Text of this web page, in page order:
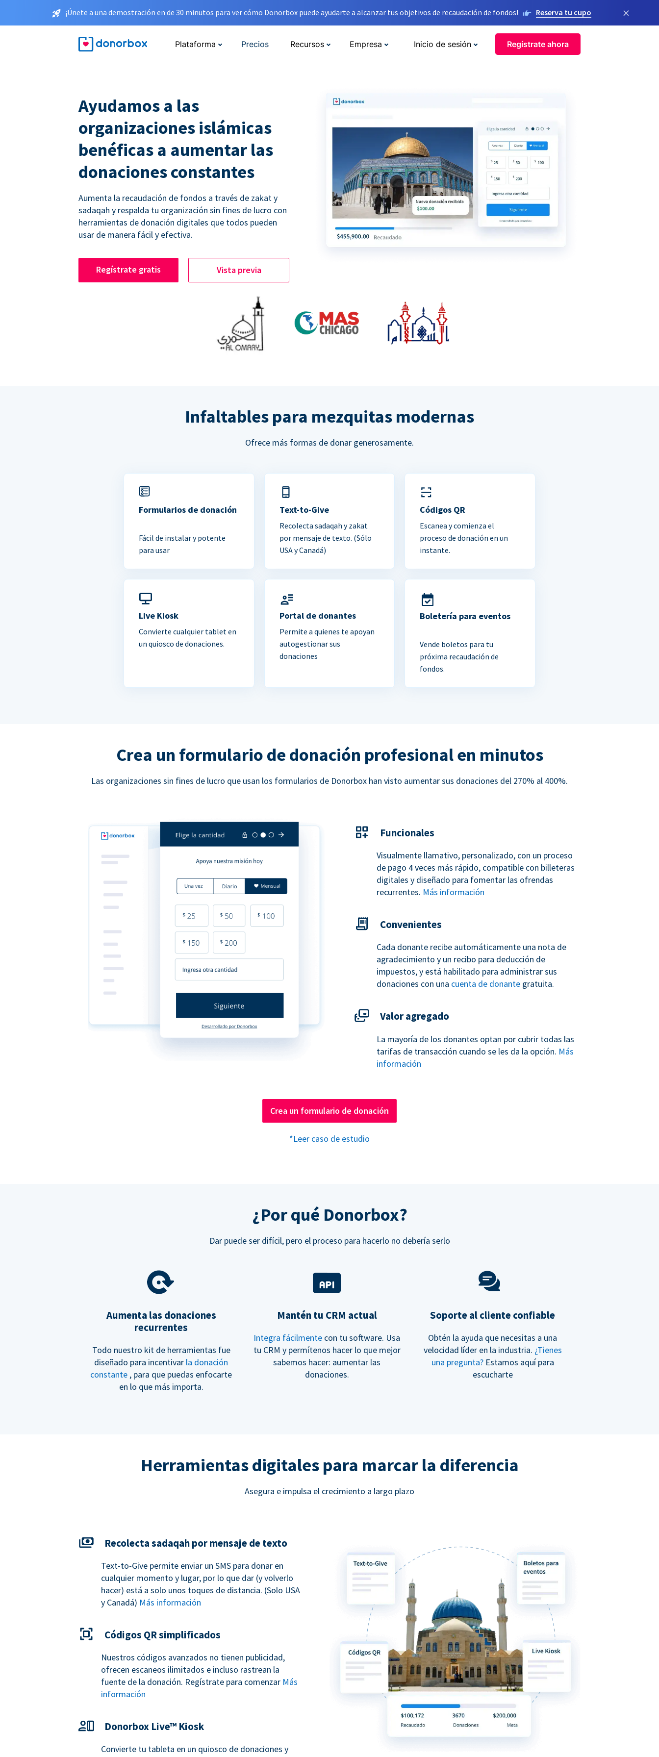
¡Únete a una demostración en de 30 minutos para ver cómo Donorbox puede ayudarte a alcanzar tus objetivos de recaudación de fondos! Reserva tu cupo ×
Plataforma Precios Recursos Empresa Inicio de sesión Regístrate ahora
Ayudamos a las
organizaciones islámicas
benéficas a aumentar las
donaciones constantes
Aumenta la recaudación de fondos a través de zakat y
sadaqah y respalda tu organización sin fines de lucro con
herramientas de donación digitales que todos pueden
usar de manera fácil y efectiva.
Regístrate gratis Vista previa
Infaltables para mezquitas modernas
Ofrece más formas de donar generosamente.
Formularios de donación
Fácil de instalar y potente
para usar
Text-to-Give
Recolecta sadaqah y zakat
por mensaje de texto. (Sólo
USA y Canadá)
Códigos QR
Escanea y comienza el
proceso de donación en un
instante.
Live Kiosk
Convierte cualquier tablet en
un quiosco de donaciones.
Portal de donantes
Permite a quienes te apoyan
autogestionar sus
donaciones
Boletería para eventos
Vende boletos para tu
próxima recaudación de
fondos.
Crea un formulario de donación profesional en minutos
Las organizaciones sin fines de lucro que usan los formularios de Donorbox han visto aumentar sus donaciones del 270% al 400%.
Funcionales
Visualmente llamativo, personalizado, con un proceso
de pago 4 veces más rápido, compatible con billeteras
digitales y diseñado para fomentar las ofrendas
recurrentes. Más información
Convenientes
Cada donante recibe automáticamente una nota de
agradecimiento y un recibo para deducción de
impuestos, y está habilitado para administrar sus
donaciones con una cuenta de donante gratuita.
Valor agregado
La mayoría de los donantes optan por cubrir todas las
tarifas de transacción cuando se les da la opción. Más
información
Crea un formulario de donación
*Leer caso de estudio
¿Por qué Donorbox?
Dar puede ser difícil, pero el proceso para hacerlo no debería serlo
Aumenta las donaciones
recurrentes
Todo nuestro kit de herramientas fue
diseñado para incentivar la donación
constante , para que puedas enfocarte
en lo que más importa.
Mantén tu CRM actual
Integra fácilmente con tu software. Usa
tu CRM y permítenos hacer lo que mejor
sabemos hacer: aumentar las
donaciones.
Soporte al cliente confiable
Obtén la ayuda que necesitas a una
velocidad líder en la industria. ¿Tienes
una pregunta?Estamos aquí para
escucharte
Herramientas digitales para marcar la diferencia
Asegura e impulsa el crecimiento a largo plazo
Recolecta sadaqah por mensaje de texto
Text-to-Give permite enviar un SMS para donar en
cualquier momento y lugar, por lo que dar (y volverlo
hacer) está a solo unos toques de distancia. (Solo USA
y Canadá) Más información
Códigos QR simplificados
Nuestros códigos avanzados no tienen publicidad,
ofrecen escaneos ilimitados e incluso rastrean la
fuente de la donación. Regístrate para comenzar Más
información
Donorbox Live™ Kiosk
Convierte tu tableta en un quiosco de donaciones y